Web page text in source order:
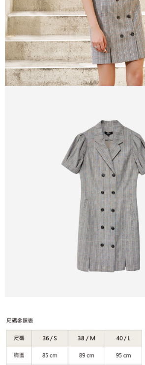
時審查核予不同之上限額度；若仍有額度不足之情
請求用戶進行身份認證。
５．嚴禁一人註冊多個帳號或使用他人資訊註冊。
恩沛科技股份有限公司將有權停止該用戶之使用額